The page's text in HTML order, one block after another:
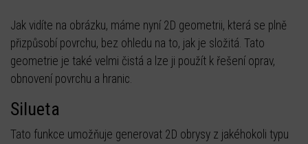
Jak vidíte na obrázku, máme nyní 2D geometrii, která se plně
přizpůsobí povrchu, bez ohledu na to, jak je složitá. Tato
geometrie je také velmi čistá a lze ji použít k řešení oprav,
obnovení povrchu a hranic.
Silueta
Tato funkce umožňuje generovat 2D obrysy z jakéhokoli typu